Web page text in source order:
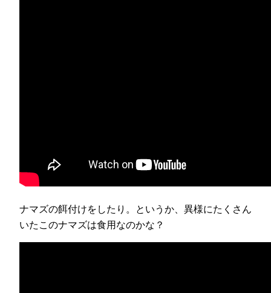
ナマズの餌付けをしたり。というか、異様にたくさん
いたこのナマズは食用なのかな？